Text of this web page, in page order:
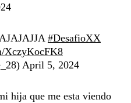
#DesafioXX
XczyKocFK8
April 5, 2024
hija que me esta viendo